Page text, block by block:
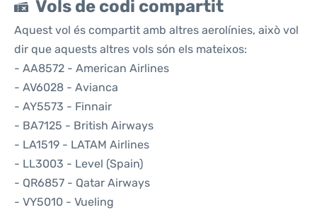
Vols de codi compartit
Aquest vol és compartit amb altres aerolínies, això vol
dir que aquests altres vols són els mateixos:
- AA8572 - American Airlines
- AV6028 - Avianca
- AY5573 - Finnair
- BA7125 - British Airways
- LA1519 - LATAM Airlines
- LL3003 - Level (Spain)
- QR6857 - Qatar Airways
- VY5010 - Vueling